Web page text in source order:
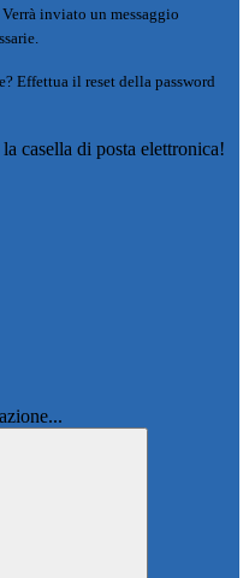
Verrà inviato un messaggio
Effettua il reset della password
casella di posta elettronica!